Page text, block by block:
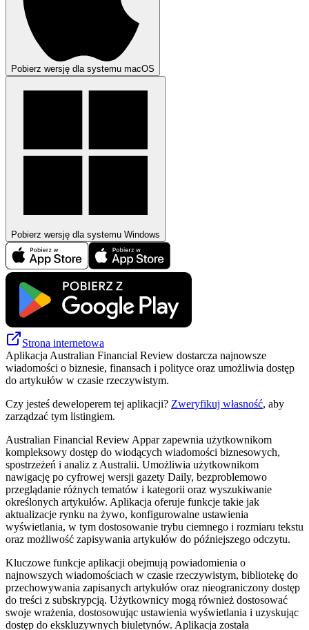
Pobierz wersję dla systemu macOS
Pobierz wersję dla systemu Windows
Strona internetowa
Aplikacja Australian Financial Review dostarcza najnowsze
wiadomości o biznesie, finansach i polityce oraz umożliwia dostęp
do artykułów w czasie rzeczywistym.
Czy jesteś deweloperem tej aplikacji? Zweryfikuj własność, aby
zarządzać tym listingiem.
Australian Financial Review Appar zapewnia użytkownikom
kompleksowy dostęp do wiodących wiadomości biznesowych,
spostrzeżeń i analiz z Australii. Umożliwia użytkownikom
nawigację po cyfrowej wersji gazety Daily, bezproblemowo
przeglądanie różnych tematów i kategorii oraz wyszukiwanie
określonych artykułów. Aplikacja oferuje funkcje takie jak
aktualizacje rynku na żywo, konfigurowalne ustawienia
wyświetlania, w tym dostosowanie trybu ciemnego i rozmiaru tekstu
oraz możliwość zapisywania artykułów do późniejszego odczytu.
Kluczowe funkcje aplikacji obejmują powiadomienia o
najnowszych wiadomościach w czasie rzeczywistym, bibliotekę do
przechowywania zapisanych artykułów oraz nieograniczony dostęp
do treści z subskrypcją. Użytkownicy mogą również dostosować
swoje wrażenia, dostosowując ustawienia wyświetlania i uzyskując
dostęp do ekskluzywnych biuletynów. Aplikacja została